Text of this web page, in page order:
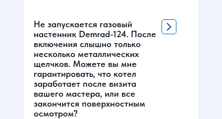
Не запускается газовый
настенник Demrad-124. После
включения слышно только
несколько металлических
щелчков. Можете вы мне
гарантировать, что котел
заработает после визита
вашего мастера, или все
закончится поверхностным
осмотром?